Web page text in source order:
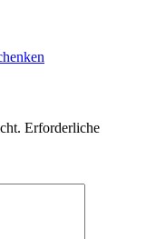
Erforderliche